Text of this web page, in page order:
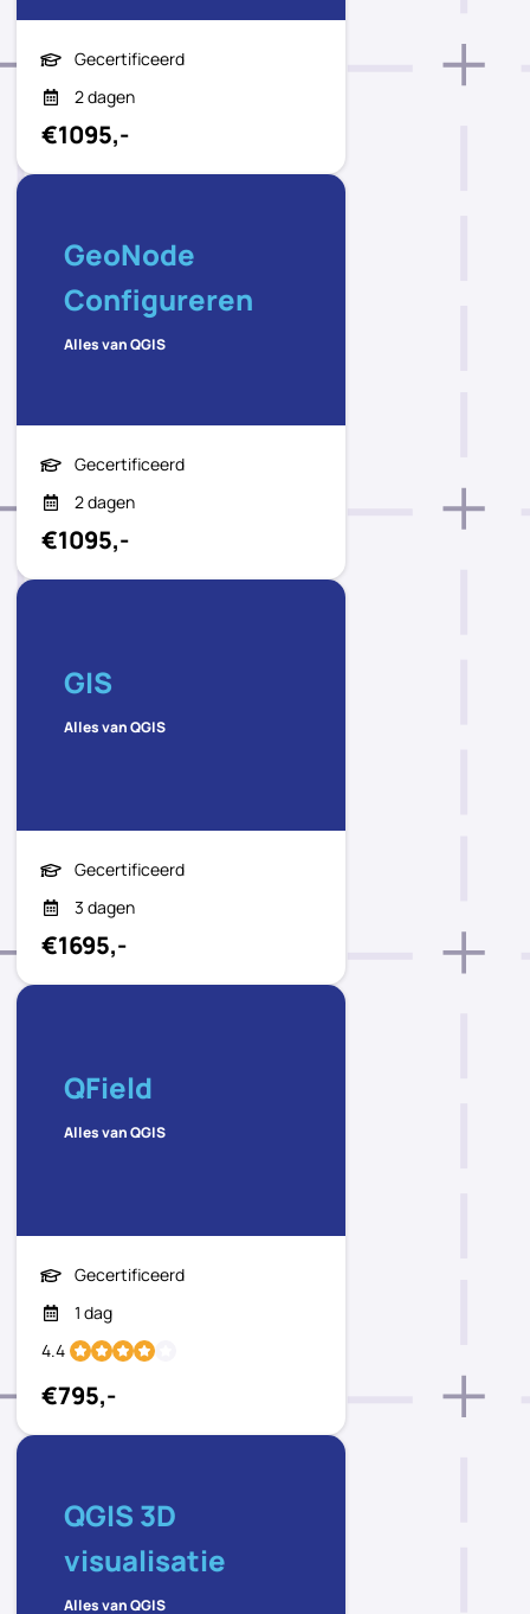
Gecertificeerd
2 dagen
€1095,-
GeoNode
Configureren
Alles van QGIS
Gecertificeerd
2 dagen
€1095,-
GIS
Alles van QGIS
Gecertificeerd
3 dagen
€1695,-
QField
Alles van QGIS
Gecertificeerd
1 dag
4.4
€795,-
QGIS 3D
visualisatie
Alles van QGIS